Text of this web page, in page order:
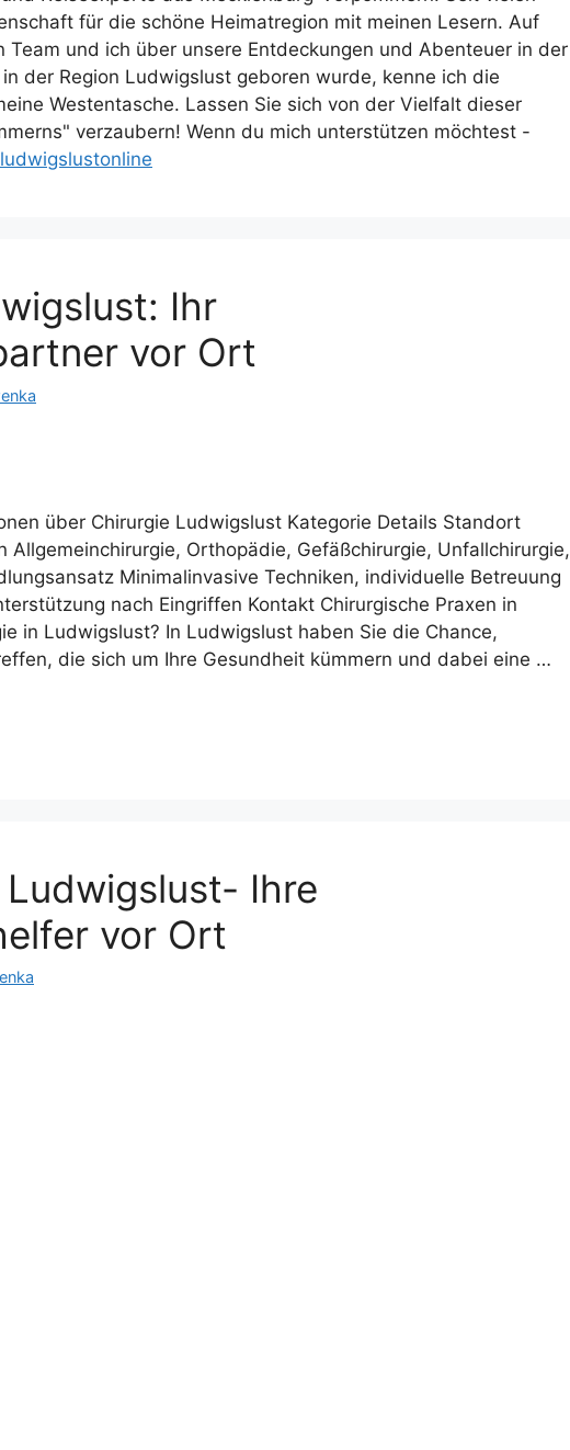
für die schöne Heimatregion mit meinen Lesern. Auf
Team und ich über unsere Entdeckungen und Abenteuer in der
der Region Ludwigslust geboren wurde, kenne ich die
Westentasche. Lassen Sie sich von der Vielfalt dieser
verzaubern! Wenn du mich unterstützen möchtest -
Ihr
vor Ort
über Chirurgie Ludwigslust Kategorie Details Standort
Allgemeinchirurgie, Orthopädie, Gefäßchirurgie, Unfallchirurgie,
Minimalinvasive Techniken, individuelle Betreuung
nach Eingriffen Kontakt Chirurgische Praxen in
in Ludwigslust? In Ludwigslust haben Sie die Chance,
die sich um Ihre Gesundheit kümmern und dabei eine …
Ihre
vor Ort